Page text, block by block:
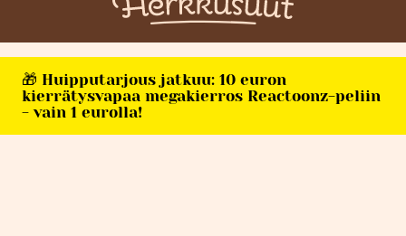
🎁 Huipputarjous jatkuu: 10 euron
kierrätysvapaa megakierros Reactoonz-peliin
- vain 1 eurolla!